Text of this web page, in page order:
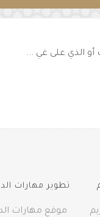
الذي على غي ...
تطوير مهارات
موقع مهارات